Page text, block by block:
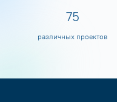
80
различных проектов